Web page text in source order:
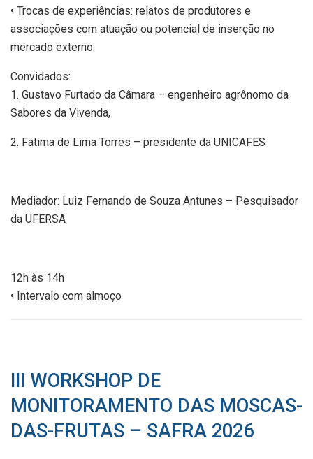
• Trocas de experiências: relatos de produtores e
associações com atuação ou potencial de inserção no
mercado externo.
Convidados:
1. Gustavo Furtado da Câmara – engenheiro agrônomo da
Sabores da Vivenda,
2. Fátima de Lima Torres – presidente da UNICAFES
Mediador: Luiz Fernando de Souza Antunes – Pesquisador
da UFERSA
12h às 14h
• Intervalo com almoço
III WORKSHOP DE
MONITORAMENTO DAS MOSCAS-
DAS-FRUTAS – SAFRA 2026